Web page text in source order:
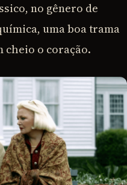
no gênero de
uma boa trama
cheio o coração.